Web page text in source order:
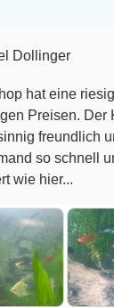
eine riesige
Der
und
schnell und